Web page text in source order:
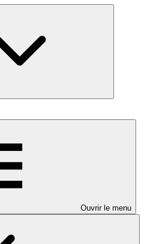
Ouvrir le menu